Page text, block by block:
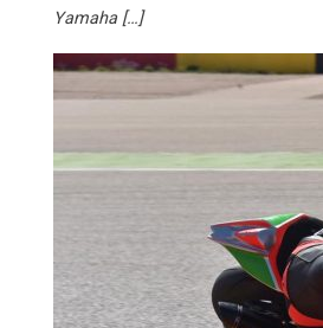
Yamaha […]